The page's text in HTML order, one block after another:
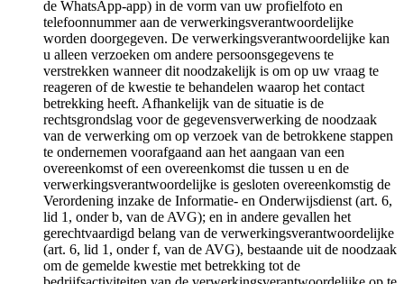
de WhatsApp-app) in de vorm van uw profielfoto en
telefoonnummer aan de verwerkingsverantwoordelijke
worden doorgegeven. De verwerkingsverantwoordelijke kan
u alleen verzoeken om andere persoonsgegevens te
verstrekken wanneer dit noodzakelijk is om op uw vraag te
reageren of de kwestie te behandelen waarop het contact
betrekking heeft. Afhankelijk van de situatie is de
rechtsgrondslag voor de gegevensverwerking de noodzaak
van de verwerking om op verzoek van de betrokkene stappen
te ondernemen voorafgaand aan het aangaan van een
overeenkomst of een overeenkomst die tussen u en de
verwerkingsverantwoordelijke is gesloten overeenkomstig de
Verordening inzake de Informatie- en Onderwijsdienst (art. 6,
lid 1, onder b, van de AVG); en in andere gevallen het
gerechtvaardigd belang van de verwerkingsverantwoordelijke
(art. 6, lid 1, onder f, van de AVG), bestaande uit de noodzaak
om de gemelde kwestie met betrekking tot de